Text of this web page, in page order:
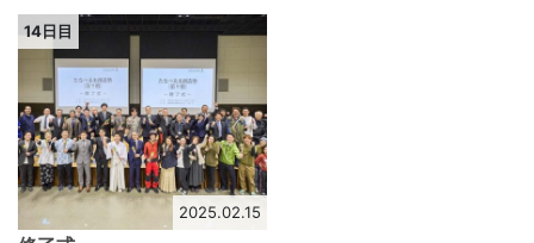
14日目
2025.02.15